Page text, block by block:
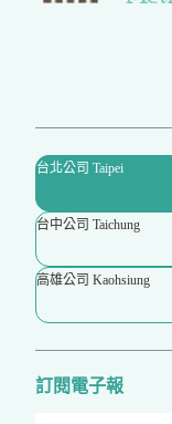
台北公司 Taipei
台中公司 Taichung
高雄公司 Kaohsiung
訂閱電子報